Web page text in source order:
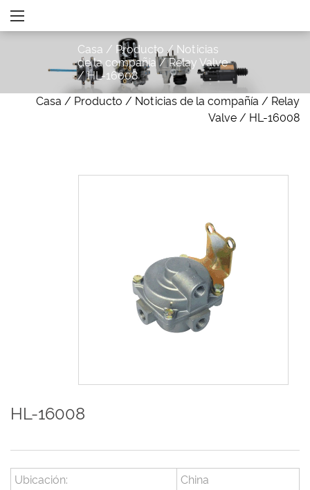
Casa / Producto / Noticias
de la compañía/Relay Valve
/HL-16008
Casa / Producto / Noticias de la compañía / Relay
Valve / HL-16008
HL-16008
Ubicación: China